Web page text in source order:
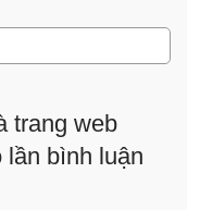
trang web
lần bình luận